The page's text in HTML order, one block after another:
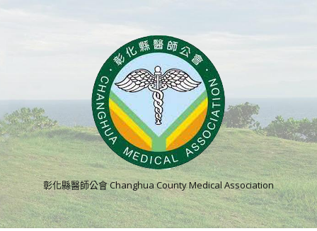
彰化縣醫師公會 Changhua County Medical Association